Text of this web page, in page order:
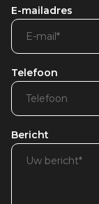
E-mailadres
Telefoon
Bericht